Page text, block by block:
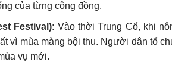
của từng cộng đồng.
Festival): Vào thời Trung Cổ, khi
vì mùa màng bội thu. Người dân tổ
vụ mới.